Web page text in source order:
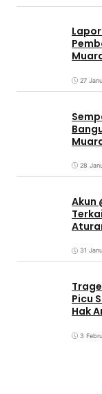
27
28
Akun
31
Picu
Hak
3